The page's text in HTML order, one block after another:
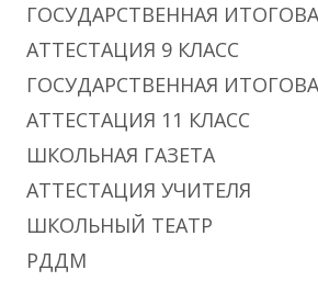
ГОСУДАРСТВЕННАЯ
АТТЕСТАЦИЯ 9 КЛАСС
ГОСУДАРСТВЕННАЯ
АТТЕСТАЦИЯ 11 КЛАСС
ШКОЛЬНАЯ ГАЗЕТА
АТТЕСТАЦИЯ УЧИТЕЛЯ
ШКОЛЬНЫЙ ТЕАТР
РДДМ